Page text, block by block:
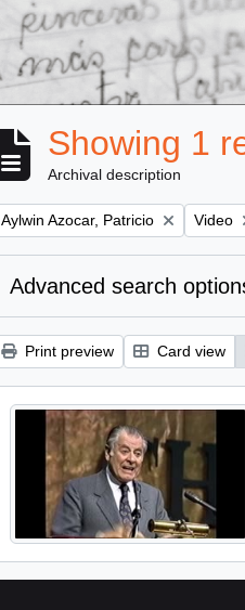
Showing 1
Archival description
Remove filter:
Aylwin Azocar, Patricio Video
Advanced search
Print preview Card view